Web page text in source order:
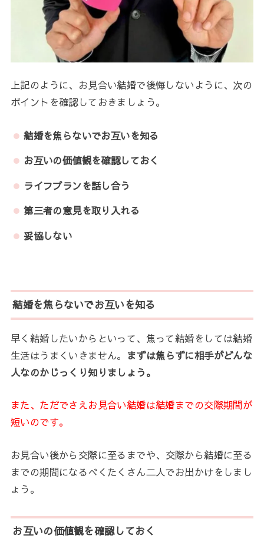
上記のように、お見合い結婚で後悔しないように、次の
ポイントを確認しておきましょう。
結婚を焦らないでお互いを知る
お互いの価値観を確認しておく
ライフプランを話し合う
第三者の意見を取り入れる
妥協しない
結婚を焦らないでお互いを知る
早く結婚したいからといって、焦って結婚をしては結婚
生活はうまくいきません。 まずは焦らずに相手がどんな
人なのかじっくり知りましょう。
また、ただでさえお見合い結婚は結婚までの交際期間が
短いのです。
お見合い後から交際に至るまでや、 交際から結婚に至る
までの期間になるべくたくさん二人でお出かけをしまし
ょう。
お互いの価値観を確認しておく